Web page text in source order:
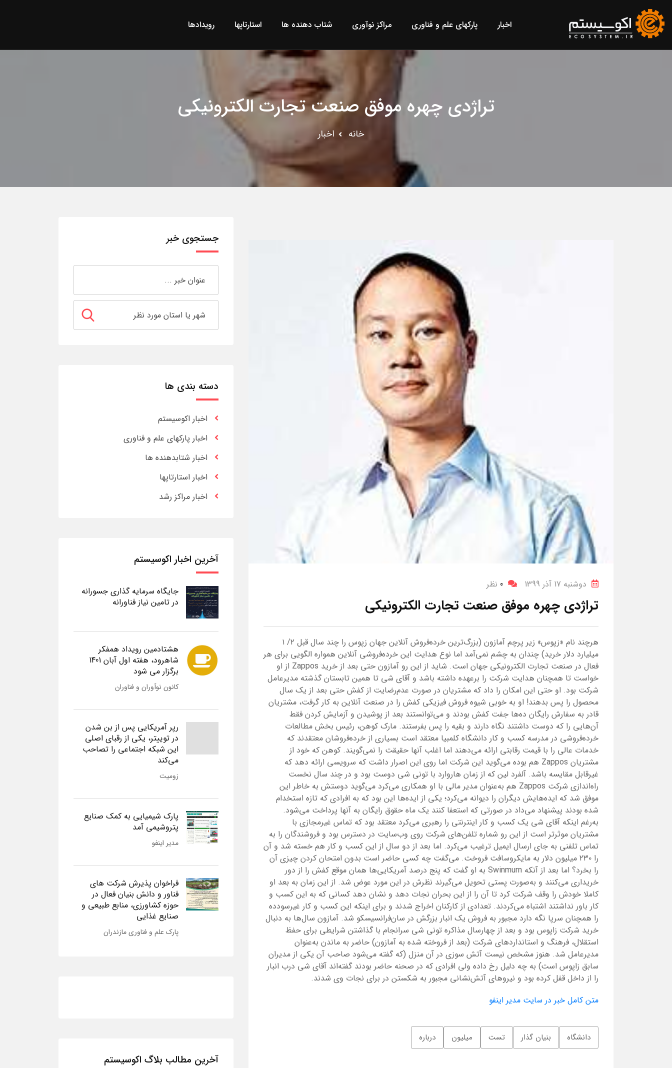
اخبار پارکهای علم و فناوری مراکز نوآوری شتاب دهنده ها استارتاپها رویدادها
تراژدی چهره موفق صنعت تجارت الکترونیکی
خانه اخبار
دوشنبه 17 آذر 1399 0 نظر
تراژدی چهره موفق صنعت تجارت الکترونیکی
هرچند نام «زپوس» زیر پرچم آمازون (‌بزرگ‌ترین خرده‌فروش آنلاین جهان زپوس را چند سال قبل ۲/ ۱
میلیارد دلار خرید) چندان به چشم نمی‌آمد اما نوع هدایت این خرده‌فروشی آنلاین همواره الگویی برای هر
فعال در صنعت تجارت الکترونیکی جهان است. شاید از این رو آمازون حتی بعد از خرید Zappos از او
خواست تا همچنان هدایت شرکت را برعهده داشته باشد و آقای شی تا همین تابستان گذشته مدیرعامل
شرکت بود. او حتی این امکان را داد که مشتریان در صورت عدم‌رضایت از کفش حتی بعد از یک سال
محصول را پس بدهند! او به خوبی شیوه فروش فیزیکی کفش را در صنعت آنلاین به کار گرفت، مشتریان
قادر به سفارش رایگان ده‌ها جفت کفش بودند و می‌توانستند بعد از پوشیدن و آزمایش کردن فقط
آن‌هایی را که دوست داشتند نگاه دارند و بقیه را پس بفرستند. مارک کوهن، رئیس بخش مطالعات
خرده‌فروشی در مدرسه کسب و کار دانشگاه کلمبیا معتقد است بسیاری از خرده‌فروشان معتقدند که
خدمات عالی را با قیمت رقابتی ارائه می‌دهند اما اغلب آنها حقیقت را نمی‌گویند. کوهن که خود از
مشتریان Zappos هم بوده می‌گوید این شرکت اما روی این اصرار داشت که سرویسی ارائه دهد که
غیر‌قابل مقایسه باشد. آلفرد لین که از زمان هاروارد با تونی شی دوست بود و در چند سال نخست
راه‌اندازی شرکت Zappos هم به‌عنوان مدیر مالی با او همکاری می‌کرد می‌گوید دوستش به خاطر این
موفق شد که ایده‌هایش دیگران را دیوانه می‌کرد؛ یکی از ایده‌ها این بود که به افرادی که تازه استخدام
شده بودند پیشنهاد می‌داد در صورتی که استعفا کنند یک ماه حقوق رایگان به آنها پرداخت می‌شود.
به‌رغم اینکه آقای شی یک کسب و کار اینترنتی را رهبری می‌کرد معتقد بود که تماس غیر‌مجازی با
مشتریان موثرتر است از این رو شماره تلفن‌های شرکت روی وب‌سایت در دسترس بود و فروشندگان را به
تماس تلفنی به جای ارسال ایمیل ترغیب می‌کرد. اما بعد از دو سال از این کسب و کار هم خسته شد و آن
را ۲۳۰ میلیون دلار به مایکروسافت فروخت. می‌گفت چه کسی حاضر است بدون امتحان کردن چیزی آن
را بخرد؟ اما بعد از آنکه Swinmurn به او گفت که پنج درصد آمریکایی‌ها همان موقع کفش را از دور
خریداری می‌کنند و به‌صورت پستی تحویل می‌گیرند نظرش در این مورد عوض شد. از این زمان به بعد او
کاملا خودش را وقف شرکت کرد تا آن را از این بحران نجات دهد و نشان دهد کسانی که به این کسب و
کار باور نداشتند اشتباه می‌کردند. تعدادی از کارکنان اخراج شدند و برای اینکه این کسب و کار غیر‌سودده
را همچنان سرپا نگه دارد مجبور به فروش یک انبار بزرگش در سان‌فرانسیسکو شد. آمازون سال‌ها به دنبال
خرید شرکت زاپوس بود و بعد از چهارسال مذاکره تونی شی سرانجام با گذاشتن شرایطی برای حفظ
استقلال، فرهنگ و استانداردهای شرکت (بعد از فروخته شده به آمازون) حاضر به ماندن به‌عنوان
مدیرعامل شد. هنوز مشخص نیست آتش سوزی در آن منزل (که گفته می‌شود صاحب آن یکی از مدیران
سابق زاپوس است) به چه دلیل رخ داده ولی افرادی که در صحنه حاضر بودند گفته‌اند آقای شی درب انبار
را از داخل قفل کرده بود و نیروهای آتش‌نشانی مجبور به شکستن در برای نجات وی شدند.
متن کامل خبر در سایت مدیر اینفو
دانشگاه بنیان گذار تست میلیون درباره
جستجوی خبر
دسته بندی ها
اخبار اکوسیستم
اخبار پارکهای علم و فناوری
اخبار شتابدهنده ها
اخبار استارتاپها
اخبار مراکز رشد
آخرین اخبار اکوسیستم
جایگاه سرمایه گذاری جسورانه
در تامین نیاز فناورانه
هشتادمین رویداد همفکر
شاهرود، هفته اول آبان 1401
برگزار می شود
کانون نوآوران و فناوران
رپر آمریکایی پس از بن شدن
در توییتر، یکی از رقبای اصلی
این شبکه اجتماعی را تصاحب
می‌کند
زومیت
پارک شیمیایی به کمک صنایع
پتروشیمی آمد
مدیر اینفو
فراخوان پذیرش شرکت های
فناور و دانش بنیان فعال در
حوزه کشاورزی، منابع طبیعی و
صنایع غذایی
پارک علم و فناوری مازندران
آخرین مطالب بلاگ اکوسیستم